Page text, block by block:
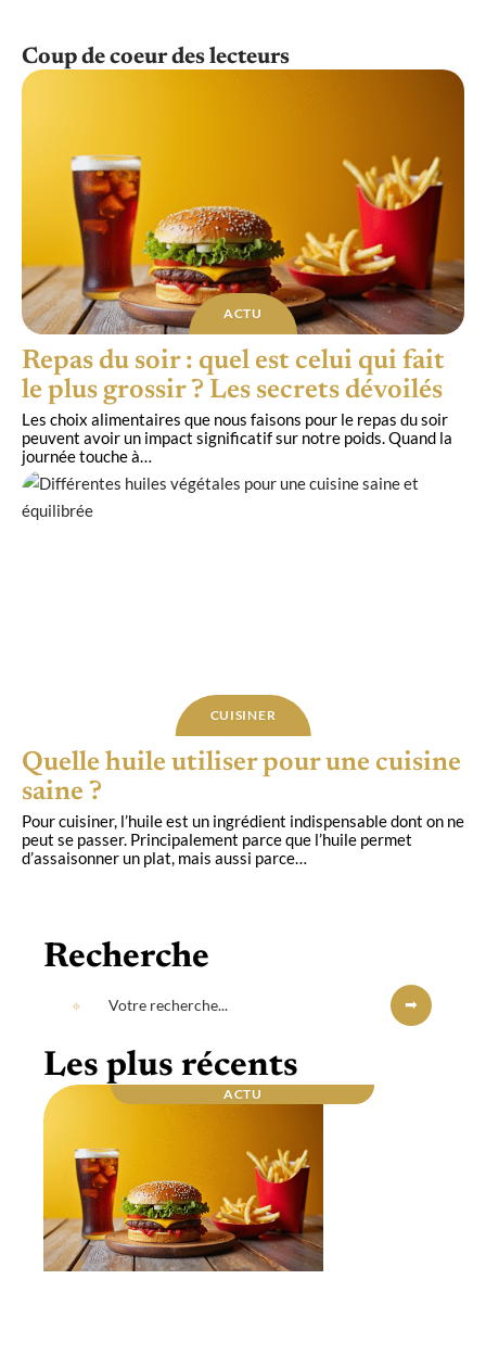
Coup de coeur des lecteurs
ACTU
Repas du soir : quel est celui qui fait
le plus grossir ? Les secrets dévoilés
Les choix alimentaires que nous faisons pour le repas du soir
peuvent avoir un impact significatif sur notre poids. Quand la
journée touche à…
CUISINER
Quelle huile utiliser pour une cuisine
saine ?
Pour cuisiner, l’huile est un ingrédient indispensable dont on ne
peut se passer. Principalement parce que l’huile permet
d’assaisonner un plat, mais aussi parce…
Recherche
Les plus récents
ACTU